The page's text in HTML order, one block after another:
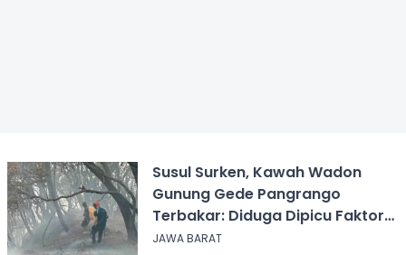
Susul Surken, Kawah Wadon
Gunung Gede Pangrango
Terbakar: Diduga Dipicu Faktor
Alam
JAWA BARAT